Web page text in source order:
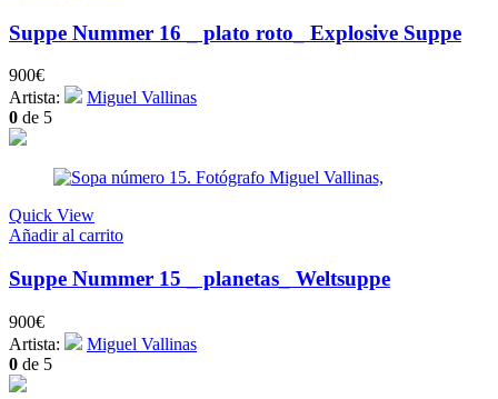
Suppe Nummer 16 _ plato roto_ Explosive Suppe
900€
Artista:
Miguel Vallinas
0 de 5
Quick View
Añadir al carrito
Suppe Nummer 15 _ planetas_ Weltsuppe
900€
Artista:
Miguel Vallinas
0 de 5